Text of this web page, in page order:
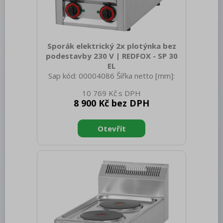
Bufety, drop-in, vitríny, výdejní vany a
vodní lázně
Redfox
REDFOX 600
REDFOX 900
Volně stojící moduly
Nerezový program
Příprava masa a zeleniny
Pizza program
Konvektomaty
Sporák elektrický 2x plotýnka bez
podestavby 230 V | REDFOX - SP 30
EL
Sap kód: 00004086 Šířka netto [mm]:
netto [mm]: 290 Hmotnost netto [kg]:
12.00 Šířka brutto [mm]: 650 Hloubka
440 Hmotnost brutto [kg]: 14.00 Typ
spotřebiče: Elektrické zařízení
Konstruční typ zařízení: Stolní Příkon
1N - 50 Hz Stupeň krytí ovládacích
prvků: IPX4 Materiál: AISI 304 vrchní
chodu Materiál vrchní desky: AISI
10 769 Kč
8 900 Kč bez DPH